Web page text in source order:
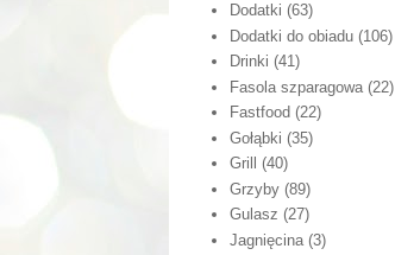
Dodatki (63)
Dodatki do obiadu (106)
Drinki (41)
Fasola szparagowa (22)
Fastfood (22)
Gołąbki (35)
Grill
(40)
Grzyby (89)
Gulasz (27)
Jagnięcina (3)